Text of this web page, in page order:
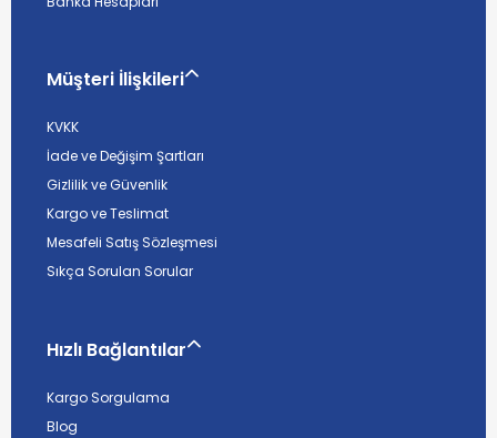
Müşteri İlişkileri
KVKK
İade ve Değişim Şartları
Gizlilik ve Güvenlik
Kargo ve Teslimat
Mesafeli Satış Sözleşmesi
Sıkça Sorulan Sorular
Hızlı Bağlantılar
Kargo Sorgulama
Blog